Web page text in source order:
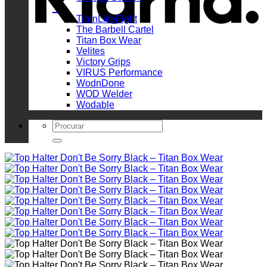
_
TrainLikeFight
The Barbell Cartel
Titan Box Wear
Velites
Victory Grips
VIRUS Performance
WodnDone
WOD Welder
Wodable
Search
for: